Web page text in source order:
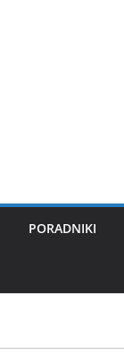
PORADNIKI